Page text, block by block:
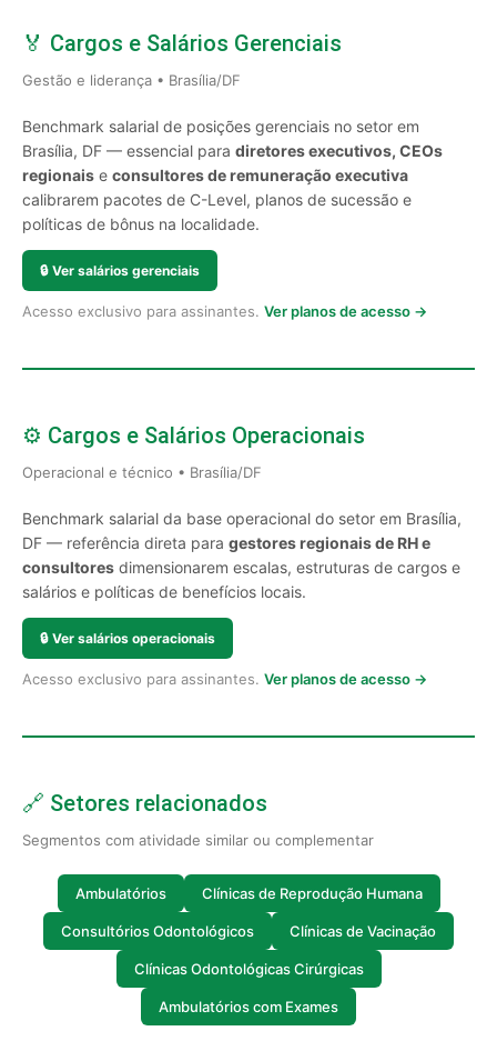
🏅 Cargos e Salários Gerenciais
Gestão e liderança • Brasília/DF
Benchmark salarial de posições gerenciais no setor em
Brasília, DF — essencial para diretores executivos, CEOs
regionais e consultores de remuneração executiva
calibrarem pacotes de C-Level, planos de sucessão e
políticas de bônus na localidade.
🔒 Ver salários gerenciais
Acesso exclusivo para assinantes. Ver planos de acesso →
⚙️ Cargos e Salários Operacionais
Operacional e técnico • Brasília/DF
Benchmark salarial da base operacional do setor em Brasília,
DF — referência direta para gestores regionais de RH e
consultores dimensionarem escalas, estruturas de cargos e
salários e políticas de benefícios locais.
🔒 Ver salários operacionais
Acesso exclusivo para assinantes. Ver planos de acesso →
🔗 Setores relacionados
Segmentos com atividade similar ou complementar
Ambulatórios Clínicas de Reprodução Humana
Consultórios Odontológicos Clínicas de Vacinação
Clínicas Odontológicas Cirúrgicas
Ambulatórios com Exames